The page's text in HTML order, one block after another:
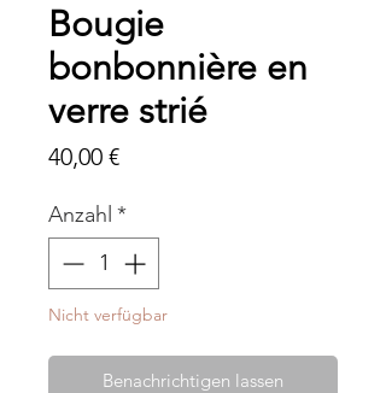
Bougie
bonbonnière en
verre strié
40,00 €Preis
Anzahl *
Nicht verfügbar
Benachrichtigen lassen